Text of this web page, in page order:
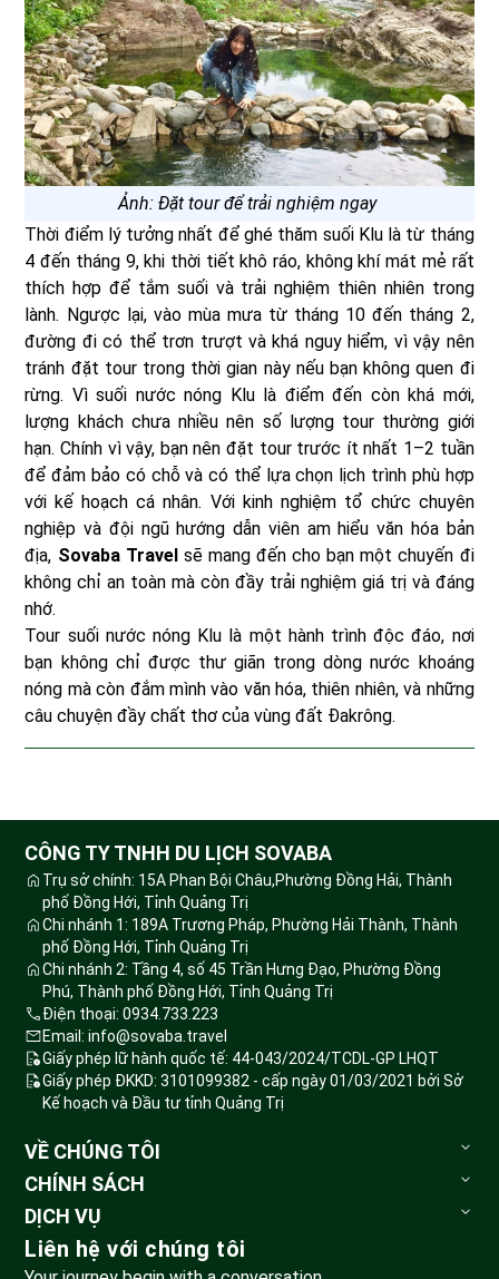
Ảnh: Đặt tour để trải nghiệm ngay
Thời điểm lý tưởng nhất để ghé thăm suối Klu là từ tháng
4 đến tháng 9, khi thời tiết khô ráo, không khí mát mẻ rất
thích hợp để tắm suối và trải nghiệm thiên nhiên trong
lành. Ngược lại, vào mùa mưa từ tháng 10 đến tháng 2,
đường đi có thể trơn trượt và khá nguy hiểm, vì vậy nên
tránh đặt tour trong thời gian này nếu bạn không quen đi
rừng. Vì suối nước nóng Klu là điểm đến còn khá mới,
lượng khách chưa nhiều nên số lượng tour thường giới
hạn. Chính vì vậy, bạn nên đặt tour trước ít nhất 1–2 tuần
để đảm bảo có chỗ và có thể lựa chọn lịch trình phù hợp
với kế hoạch cá nhân. Với kinh nghiệm tổ chức chuyên
nghiệp và đội ngũ hướng dẫn viên am hiểu văn hóa bản
địa, Sovaba Travelsẽ mang đến cho bạn một chuyến đi
không chỉ an toàn mà còn đầy trải nghiệm giá trị và đáng
nhớ.
Tour suối nước nóng Klu là một hành trình độc đáo, nơi
bạn không chỉ được thư giãn trong dòng nước khoáng
nóng mà còn đắm mình vào văn hóa, thiên nhiên, và những
câu chuyện đầy chất thơ của vùng đất Đakrông.
CÔNG TY TNHH DU LỊCH SOVABA
Trụ sở chính: 15A Phan Bội Châu,Phường Đồng Hải, Thành
phố Đồng Hới, Tỉnh Quảng Trị
Chi nhánh 1: 189A Trương Pháp, Phường Hải Thành, Thành
phố Đồng Hới, Tỉnh Quảng Trị
Chi nhánh 2: Tầng 4, số 45 Trần Hưng Đạo, Phường Đồng
Phú, Thành phố Đồng Hới, Tỉnh Quảng Trị
Điện thoại: 0934.733.223
Email: info@sovaba.travel
Giấy phép lữ hành quốc tế: 44-043/2024/TCDL-GP LHQT
Giấy phép ĐKKD: 3101099382 - cấp ngày 01/03/2021 bởi Sở
Kế hoạch và Đầu tư tỉnh Quảng Trị
VỀ CHÚNG TÔI
Sovaba.travel
CHÍNH SÁCH
Bảo mật thông tin
Đặt tour
Huỷ tour & hoàn tiền
DỊCH VỤ
Tour du lịch
Vé vui chơi
Liên hệ với chúng tôi